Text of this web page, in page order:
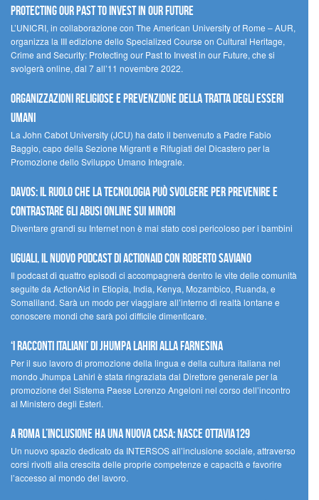
Protecting our Past to Invest in our Future
L’UNICRI, in collaborazione con The American University of Rome – AUR,
organizza la III edizione dello Specialized Course on Cultural Heritage,
Crime and Security: Protecting our Past to Invest in our Future, che si
svolgerà online, dal 7 all’11 novembre 2022.
Organizzazioni religiose e prevenzione della tratta degli esseri
umani
La John Cabot University (JCU) ha dato il benvenuto a Padre Fabio
Baggio, capo della Sezione Migranti e Rifugiati del Dicastero per la
Promozione dello Sviluppo Umano Integrale.
Davos: il ruolo che la tecnologia può svolgere per prevenire e
contrastare gli abusi online sui minori
Diventare grandi su Internet non è mai stato così pericoloso per i bambini
UGUALI, il nuovo podcast di ACTIONAID con Roberto Saviano
Il podcast di quattro episodi ci accompagnerà dentro le vite delle comunità
seguite da ActionAid in Etiopia, India, Kenya, Mozambico, Ruanda, e
Somaliland. Sarà un modo per viaggiare all’interno di realtà lontane e
conoscere mondi che sarà poi difficile dimenticare.
‘I racconti italiani’ di Jhumpa Lahiri alla Farnesina
Per il suo lavoro di promozione della lingua e della cultura italiana nel
mondo Jhumpa Lahiri è stata ringraziata dal Direttore generale per la
promozione del Sistema Paese Lorenzo Angeloni nel corso dell’incontro
al Ministero degli Esteri.
A Roma l’inclusione ha una nuova casa: nasce Ottavia129
Un nuovo spazio dedicato da INTERSOS all’inclusione sociale, attraverso
corsi rivolti alla crescita delle proprie competenze e capacità e favorire
l’accesso al mondo del lavoro.